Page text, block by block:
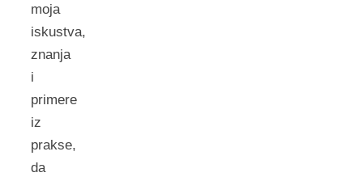
moja
iskustva,
znanja
i
primere
iz
prakse,
da